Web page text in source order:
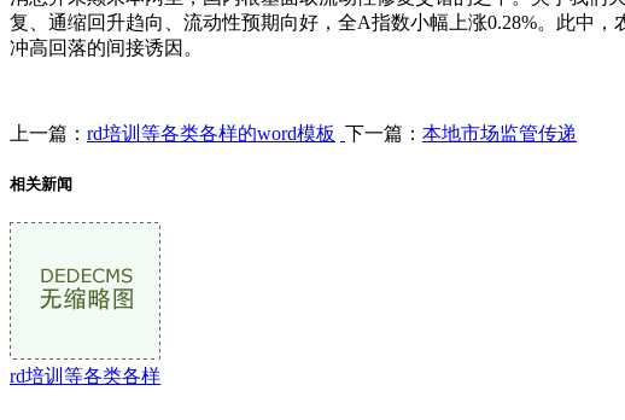
复、通缩回升趋向、流动性预期向好，全A指数小幅上涨0.28%。此中
冲高回落的间接诱因。
上一篇： rd培训等各类各样的word模板 下一篇： 本地市场监管传递
相关新闻
rd培训等各类各样